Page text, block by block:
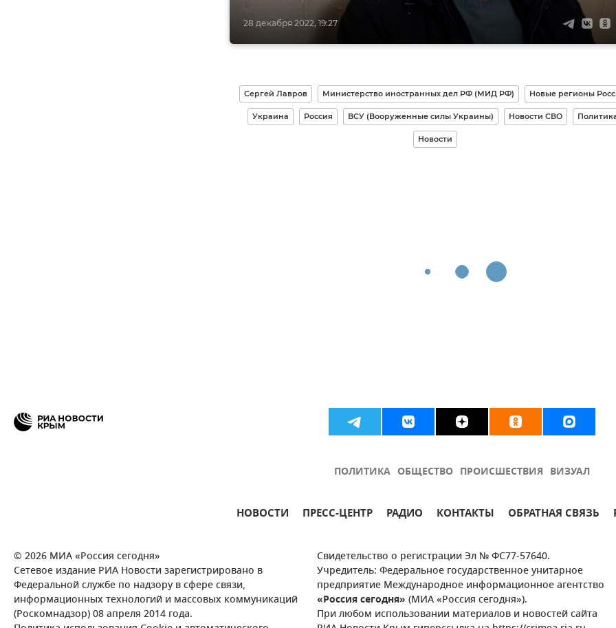
28 декабря 2022, 19:27
Сергей Лавров Министерство иностранных дел РФ (МИД РФ) Новые регионы
Украина Россия ВСУ (Вооруженные силы Украины) Новости СВО
Новости
ПОЛИТИКА ОБЩЕСТВО ПРОИСШЕСТВИЯ ВИЗУАЛ
НОВОСТИ ПРЕСС-ЦЕНТР РАДИО КОНТАКТЫ ОБРАТНАЯ СВЯЗЬ
© 2026 МИА «Россия сегодня»
Сетевое издание РИА Новости зарегистрировано в
Федеральной службе по надзору в сфере связи,
информационных технологий и массовых коммуникаций
(Роскомнадзор) 08 апреля 2014 года.
Свидетельство о регистрации Эл № ФС77-57640.
Учредитель: Федеральное государственное унитарное
предприятие Международное информационное агентство
«Россия сегодня» (МИА «Россия сегодня»).
При любом использовании материалов и новостей сайта